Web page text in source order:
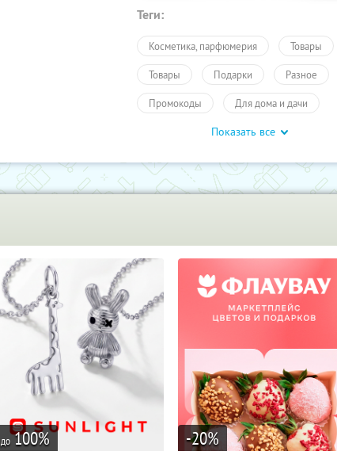
Теги:
Косметика, парфюмерия Товары
Товары Подарки Разное
Промокоды Для дома и дачи
Показать все
до 100% -20%